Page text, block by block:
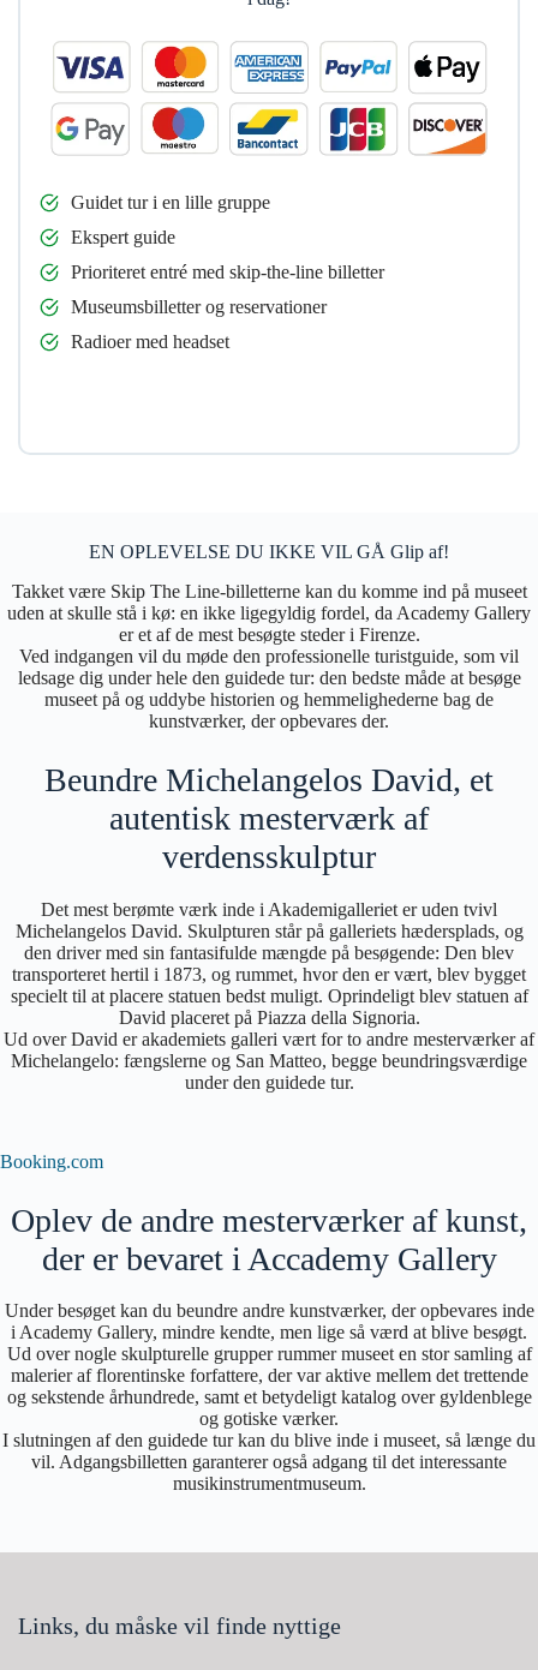
Guidet tur i en lille gruppe
Ekspert guide
Prioriteret entré med skip-the-line billetter
Museumsbilletter og reservationer
Radioer med headset
EN OPLEVELSE DU IKKE VIL GÅ Glip af!
Takket være Skip The Line-billetterne kan du komme ind på museet
uden at skulle stå i kø: en ikke ligegyldig fordel, da Academy Gallery
er et af de mest besøgte steder i Firenze.
Ved indgangen vil du møde den professionelle turistguide, som vil
ledsage dig under hele den guidede tur: den bedste måde at besøge
museet på og uddybe historien og hemmelighederne bag de
kunstværker, der opbevares der.
Beundre Michelangelos David, et
autentisk mesterværk af
verdensskulptur
Det mest berømte værk inde i Akademigalleriet er uden tvivl
Michelangelos David. Skulpturen står på galleriets hædersplads, og
den driver med sin fantasifulde mængde på besøgende: Den blev
transporteret hertil i 1873, og rummet, hvor den er vært, blev bygget
specielt til at placere statuen bedst muligt. Oprindeligt blev statuen af
David placeret på Piazza della Signoria.
Ud over David er akademiets galleri vært for to andre mesterværker af
Michelangelo: fængslerne og San Matteo, begge beundringsværdige
under den guidede tur.
Booking.com
Oplev de andre mesterværker af kunst,
der er bevaret i Accademy Gallery
Under besøget kan du beundre andre kunstværker, der opbevares inde
i Academy Gallery, mindre kendte, men lige så værd at blive besøgt.
Ud over nogle skulpturelle grupper rummer museet en stor samling af
malerier af florentinske forfattere, der var aktive mellem det trettende
og sekstende århundrede, samt et betydeligt katalog over gyldenblege
og gotiske værker.
I slutningen af den guidede tur kan du blive inde i museet, så længe du
vil. Adgangsbilletten garanterer også adgang til det interessante
musikinstrumentmuseum.
Links, du måske vil finde nyttige